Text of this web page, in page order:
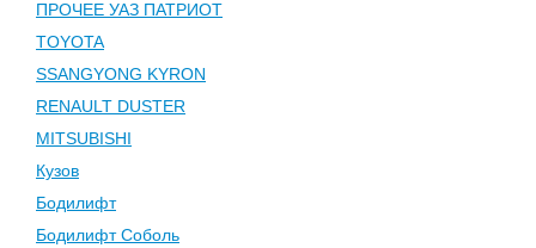
ПРОЧЕЕ УАЗ ПАТРИОТ
TOYOTA
SSANGYONG KYRON
RENAULT DUSTER
MITSUBISHI
Кузов
Бодилифт
Бодилифт Соболь